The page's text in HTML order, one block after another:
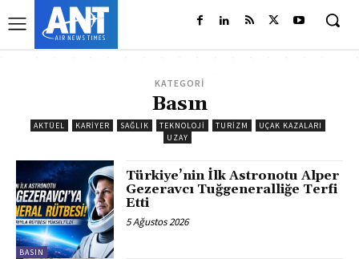
KATEGORİ
Basın
AKTÜEL KARIYER SAĞLIK TEKNOLOJI TURIZM
UÇAK KAZALARI
UZAY
BASIN
Türkiye’nin İlk Astronotu Alper
Gezeravcı Tuğgeneralliğe Terfi
Etti
5 Ağustos 2026